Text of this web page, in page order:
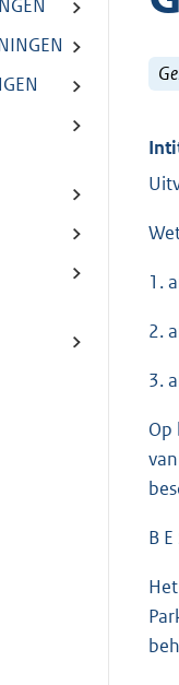
1.
2.
3.
Op
B